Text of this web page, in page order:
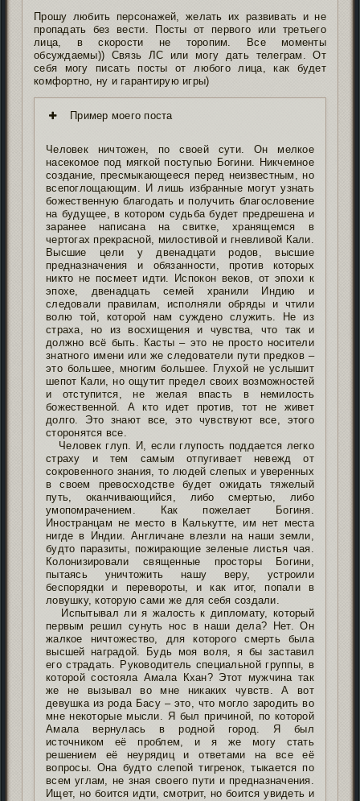
Прошу любить персонажей, желать их развивать и не
пропадать без вести. Посты от первого или третьего
лица, в скорости не торопим. Все моменты
обсуждаемы)) Связь ЛС или могу дать телеграм. От
себя могу писать посты от любого лица, как будет
комфортно, ну и гарантирую игры)
Пример моего поста
Человек ничтожен, по своей сути. Он мелкое
насекомое под мягкой поступью Богини. Никчемное
создание, пресмыкающееся перед неизвестным, но
всепоглощающим. И лишь избранные могут узнать
божественную благодать и получить благословение
на будущее, в котором судьба будет предрешена и
заранее написана на свитке, хранящемся в
чертогах прекрасной, милостивой и гневливой Кали.
Высшие цели у двенадцати родов, высшие
предназначения и обязанности, против которых
никто не посмеет идти. Испокон веков, от эпохи к
эпохе, двенадцать семей хранили Индию и
следовали правилам, исполняли обряды и чтили
волю той, которой нам суждено служить. Не из
страха, но из восхищения и чувства, что так и
должно всё быть. Касты – это не просто носители
знатного имени или же следователи пути предков –
это большее, многим большее. Глухой не услышит
шепот Кали, но ощутит предел своих возможностей
и отступится, не желая впасть в немилость
божественной. А кто идет против, тот не живет
долго. Это знают все, это чувствуют все, этого
сторонятся все.
Человек глуп. И, если глупость поддается легко
страху и тем самым отпугивает невежд от
сокровенного знания, то людей слепых и уверенных
в своем превосходстве будет ожидать тяжелый
путь, оканчивающийся, либо смертью, либо
умопомрачением. Как пожелает Богиня.
Иностранцам не место в Калькутте, им нет места
нигде в Индии. Англичане влезли на наши земли,
будто паразиты, пожирающие зеленые листья чая.
Колонизировали священные просторы Богини,
пытаясь уничтожить нашу веру, устроили
беспорядки и перевороты, и как итог, попали в
ловушку, которую сами же для себя создали.
Испытывал ли я жалость к дипломату, который
первым решил сунуть нос в наши дела? Нет. Он
жалкое ничтожество, для которого смерть была
высшей наградой. Будь моя воля, я бы заставил
его страдать. Руководитель специальной группы, в
которой состояла Амала Кхан? Этот мужчина так
же не вызывал во мне никаких чувств. А вот
девушка из рода Басу – это, что могло зародить во
мне некоторые мысли. Я был причиной, по которой
Амала вернулась в родной город. Я был
источником её проблем, и я же могу стать
решением её неурядиц и ответами на все её
вопросы. Она будто слепой тигренок, тыкается по
всем углам, не зная своего пути и предназначения.
Ищет, но боится идти, смотрит, но боится увидеть и